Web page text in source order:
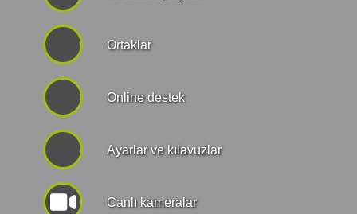
Ortaklar
Online destek
Ayarlar ve kılavuzlar
Canlı kameralar